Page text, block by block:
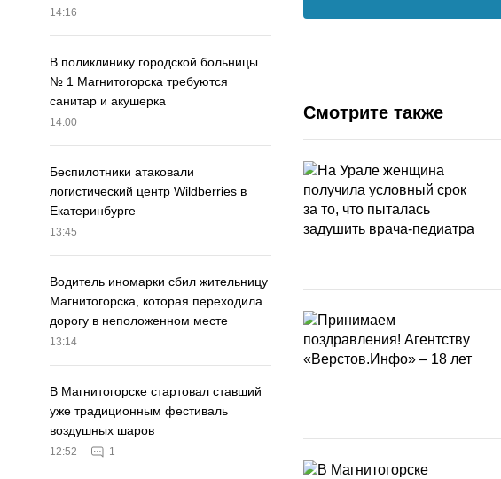
14:16
В поликлинику городской больницы
№ 1 Магнитогорска требуются
санитар и акушерка
14:00
Беспилотники атаковали
логистический центр Wildberries в
Екатеринбурге
13:45
Водитель иномарки сбил жительницу
Магнитогорска, которая переходила
дорогу в неположенном месте
13:14
В Магнитогорске стартовал ставший
уже традиционным фестиваль
воздушных шаров
12:52 1
Смотрите также